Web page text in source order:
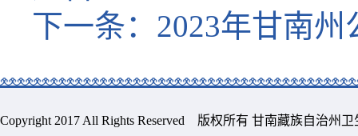
下一条： 2023年甘南
Copyright 2017 All Rights Reserved 版权所有 甘南藏族自治州